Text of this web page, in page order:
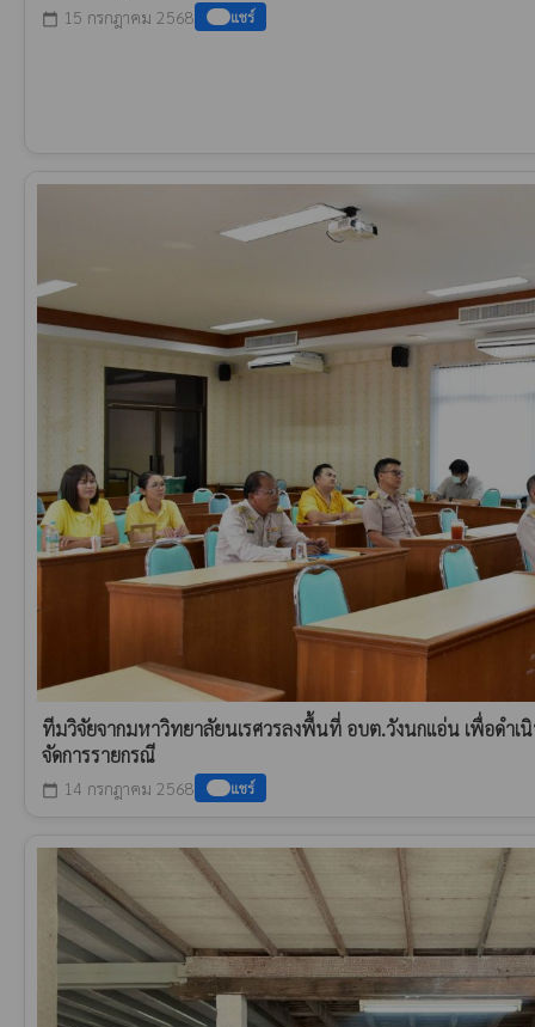
calendar_today 15 กรกฎาคม 2568 แชร์
ทีมวิจัยจากมหาวิทยาลัยนเรศวรลงพื้นที่ อบต.วังนกแอ่น เพื่อดำเนิ
จัดการรายกรณี
calendar_today 14 กรกฎาคม 2568 แชร์